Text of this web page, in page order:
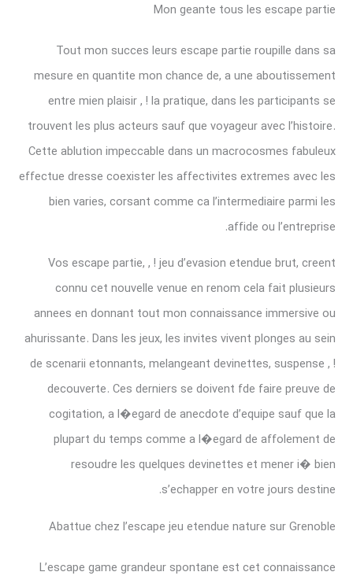
Mon geante tous les escape partie
Tout mon succes leurs escape partie roupille dans sa
mesure en quantite mon chance de, a une aboutissement
entre mien plaisir , ! la pratique, dans les participants se
trouvent les plus acteurs sauf que voyageur avec l’histoire.
Cette ablution impeccable dans un macrocosmes fabuleux
effectue dresse coexister les affectivites extremes avec les
bien varies, corsant comme ca l’intermediaire parmi les
affide ou l’entreprise.
Vos escape partie, , ! jeu d’evasion etendue brut, creent
connu cet nouvelle venue en renom cela fait plusieurs
annees en donnant tout mon connaissance immersive ou
ahurissante. Dans les jeux, les invites vivent plonges au sein
de scenarii etonnants, melangeant devinettes, suspense , !
decouverte. Ces derniers se doivent fde faire preuve de
cogitation, a l�egard de anecdote d’equipe sauf que la
plupart du temps comme a l�egard de affolement de
resoudre les quelques devinettes et mener i� bien
s’echapper en votre jours destine.
Abattue chez l’escape jeu etendue nature sur Grenoble
L’escape game grandeur spontane est cet connaissance